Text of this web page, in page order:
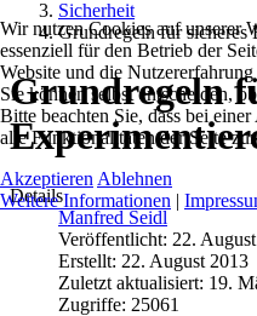
Sicherheit
Grundregeln für sicheres
Grundregeln
Details
Manfred Seidl
Veröffentlicht: 22.
Erstellt: 22. August 2013
Zuletzt aktualisiert: 19.
Zugriffe: 25061
Wir nutzen Cookies auf unserer
essenziell für den Betrieb der
Website und die
Sie können selbst entscheiden,
Bitte beachten Sie, dass bei
alle Funktionalitäten der Seite
Akzeptieren Ablehnen
Weitere Informationen |